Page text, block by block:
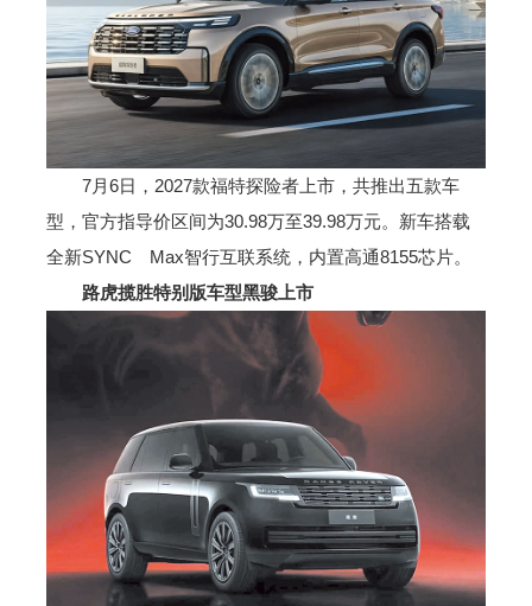
7月6日，2027款福特探险者上市，共推出五款车
型，官方指导价区间为30.98万至39.98万元。新车搭载
全新SYNC Max智行互联系统，内置高通8155芯片。
路虎揽胜特别版车型黑骏上市